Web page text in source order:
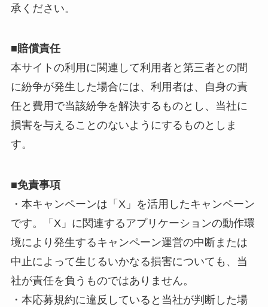
承ください。
■賠償責任
本サイトの利用に関連して利用者と第三者との間
に紛争が発生した場合には、利用者は、自身の責
任と費用で当該紛争を解決するものとし、当社に
損害を与えることのないようにするものとしま
す。
■免責事項
・本キャンペーンは「X」を活用したキャンペーン
です。「X」に関連するアプリケーションの動作環
境により発生するキャンペーン運営の中断または
中止によって生じるいかなる損害についても、当
社が責任を負うものではありません。
・本応募規約に違反していると当社が判断した場